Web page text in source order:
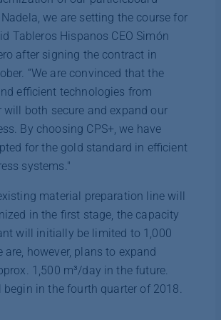
we are setting the course for
Tableros Hispanos CEO Simón
after signing the contract in
“We are convinced that the
efficient technologies from
will both secure and expand our
By choosing CPS+, we have
for the gold standard in efficient
systems."
material preparation line will
in the first stage, the capacity
will initially be limited to 1,000
are, however, plans to expand
1,500 m³/day in the future.
in the fourth quarter of 2018.